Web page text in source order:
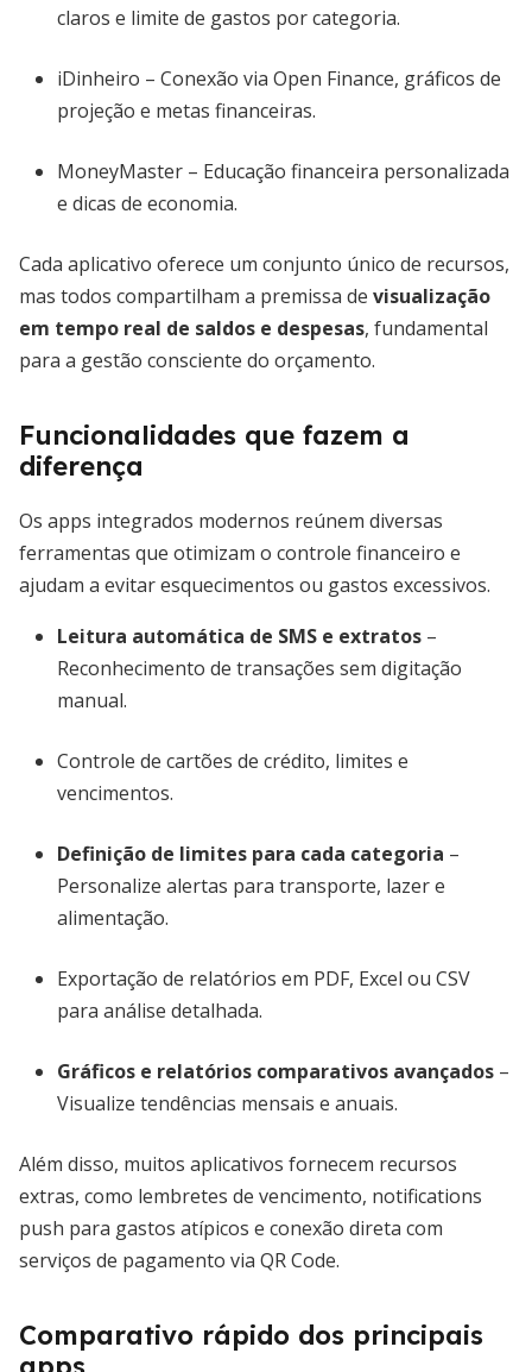
claros e limite de gastos por categoria.
iDinheiro – Conexão via Open Finance, gráficos de
projeção e metas financeiras.
MoneyMaster – Educação financeira personalizada
e dicas de economia.
Cada aplicativo oferece um conjunto único de recursos,
mas todos compartilham a premissa de visualização
em tempo real de saldos e despesas, fundamental
para a gestão consciente do orçamento.
Funcionalidades que fazem a
diferença
Os apps integrados modernos reúnem diversas
ferramentas que otimizam o controle financeiro e
ajudam a evitar esquecimentos ou gastos excessivos.
Leitura automática de SMS e extratos –
Reconhecimento de transações sem digitação
manual.
Controle de cartões de crédito, limites e
vencimentos.
Definição de limites para cada categoria –
Personalize alertas para transporte, lazer e
alimentação.
Exportação de relatórios em PDF, Excel ou CSV
para análise detalhada.
Gráficos e relatórios comparativos avançados –
Visualize tendências mensais e anuais.
Além disso, muitos aplicativos fornecem recursos
extras, como lembretes de vencimento, notifications
push para gastos atípicos e conexão direta com
serviços de pagamento via QR Code.
Comparativo rápido dos principais